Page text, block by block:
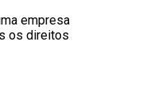
empresa
os direitos